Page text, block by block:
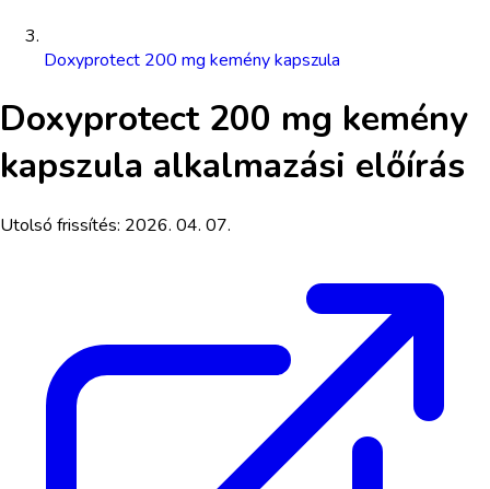
Doxyprotect 200 mg kemény kapszula
Doxyprotect 200 mg kemény
kapszula alkalmazási előírás
Utolsó frissítés: 2026. 04. 07.